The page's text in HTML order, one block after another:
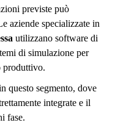
previste può
aziende specializzate in
utilizzano software di
di simulazione per
produttivo.
questo segmento, dove
integrate e il
fase.